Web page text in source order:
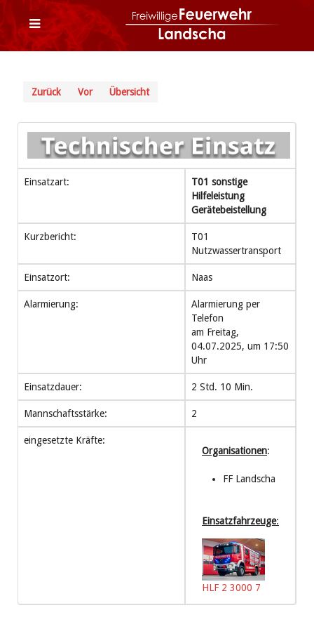
Zurück Vor Übersicht
Einsatzart:
T01 sonstige
Hilfeleistung
Gerätebeistellung
Kurzbericht:
T01
Nutzwassertransport
Einsatzort: Naas
Alarmierung:
Alarmierung per
Telefon
am Freitag,
04.07.2025, um 17:50
Uhr
Einsatzdauer: 2 Std. 10 Min.
Mannschaftsstärke: 2
eingesetzte Kräfte:
Organisationen:
FF Landscha
Einsatzfahrzeuge:
HLF 2 3000 7